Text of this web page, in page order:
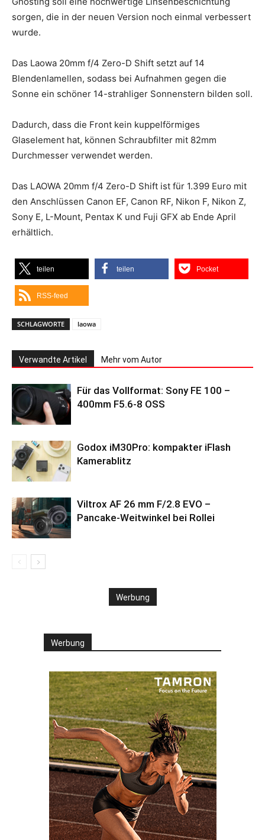
sorgen, die in der neuen Version noch einmal verbessert
wurde.
Das Laowa 20mm f/4 Zero-D Shift setzt auf 14
Blendenlamellen, sodass bei Aufnahmen gegen die
Sonne ein schöner 14-strahliger Sonnenstern bilden soll.
Dadurch, dass die Front kein kuppelförmiges
Glaselement hat, können Schraubfilter mit 82mm
Durchmesser verwendet werden.
Das LAOWA 20mm f/4 Zero-D Shift ist für 1.399 Euro mit
den Anschlüssen Canon EF, Canon RF, Nikon F, Nikon Z,
Sony E, L-Mount, Pentax K und Fuji GFX ab Ende April
erhältlich.
teilen teilen Pocket
RSS-feed
SCHLAGWORTE laowa
Verwandte Artikel Mehr vom Autor
Für das Vollformat: Sony FE 100 –
400mm F5.6-8 OSS
Godox iM30Pro: kompakter iFlash
Kamerablitz
Viltrox AF 26 mm F/2.8 EVO –
Pancake-Weitwinkel bei Rollei
Werbung
Werbung